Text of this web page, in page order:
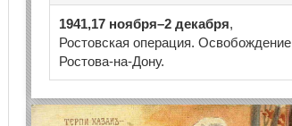
1941,17 ноября–2 декабря,
Ростовская операция. Освобождение
Ростова-на-Дону.